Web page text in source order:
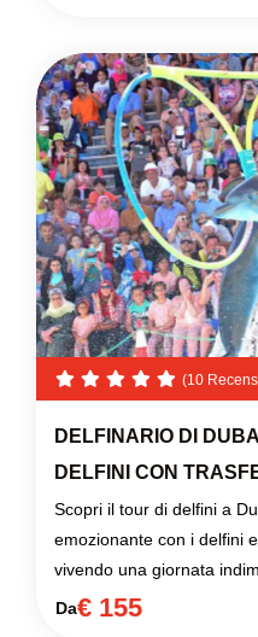
(10
DELFINARIO DI
DELFINI CON
Scopri il tour di delfini a
emozionante con i delfini
vivendo una giornata
Da€ 155